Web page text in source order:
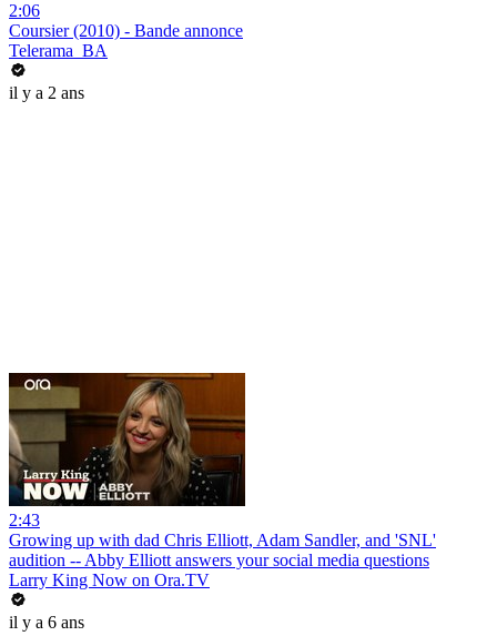
2:06
Coursier (2010) - Bande annonce
Telerama_BA
il y a 2 ans
2:43
Growing up with dad Chris Elliott, Adam Sandler, and 'SNL'
audition -- Abby Elliott answers your social media questions
Larry King Now on Ora.TV
il y a 6 ans